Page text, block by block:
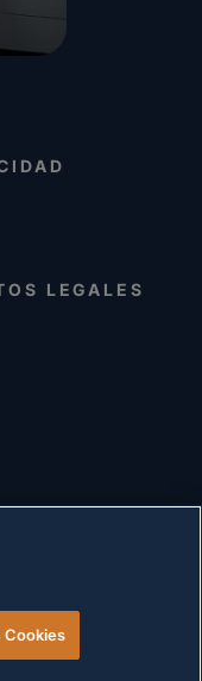
LEGALES
All rights reserved
Cookies